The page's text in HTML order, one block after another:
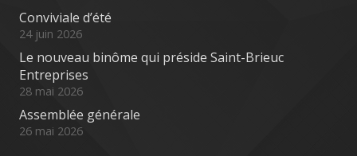
Conviviale d’été
24 juin 2026
Le nouveau binôme qui préside Saint-Brieuc
Entreprises
28 mai 2026
Assemblée générale
26 mai 2026